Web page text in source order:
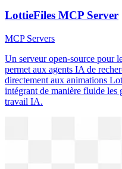
LottieFiles MCP Server
MCP Servers
Un serveur open-source pour
permet aux agents IA de
directement aux animations
intégrant de manière fluide les
travail IA.